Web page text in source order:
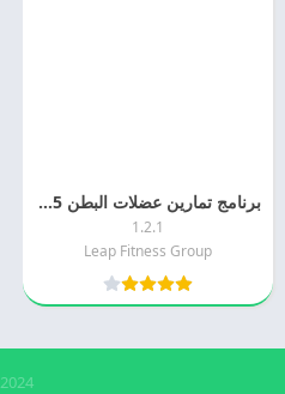
برنامج تمارين عضلات البطن 2025 Six Pack In 30 Days مجانا
1.2.1
Leap Fitness Group
2024